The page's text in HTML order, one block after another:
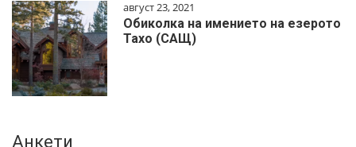
август 23, 2021
Обиколка на имението на езерото
Тахо (САЩ)
Анкети